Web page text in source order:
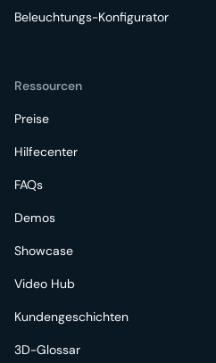
Beleuchtungs-Konfigurator
Ressourcen
Preise
Hilfecenter
FAQs
Demos
Showcase
Video Hub
Kundengeschichten
3D-Glossar